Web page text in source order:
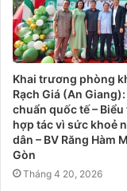
Khai trương phòng
Rạch Giá (An
chuẩn quốc tế –
hợp tác vì sức khoẻ
dân – BV Răng Hàm
Gòn
Tháng 4 20, 2026